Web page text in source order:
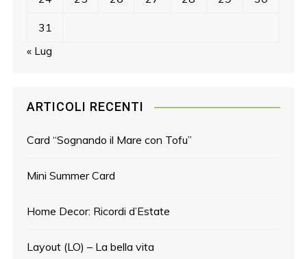
31
« Lug
ARTICOLI RECENTI
Card “Sognando il Mare con Tofu”
Mini Summer Card
Home Decor: Ricordi d’Estate
Layout (LO) – La bella vita